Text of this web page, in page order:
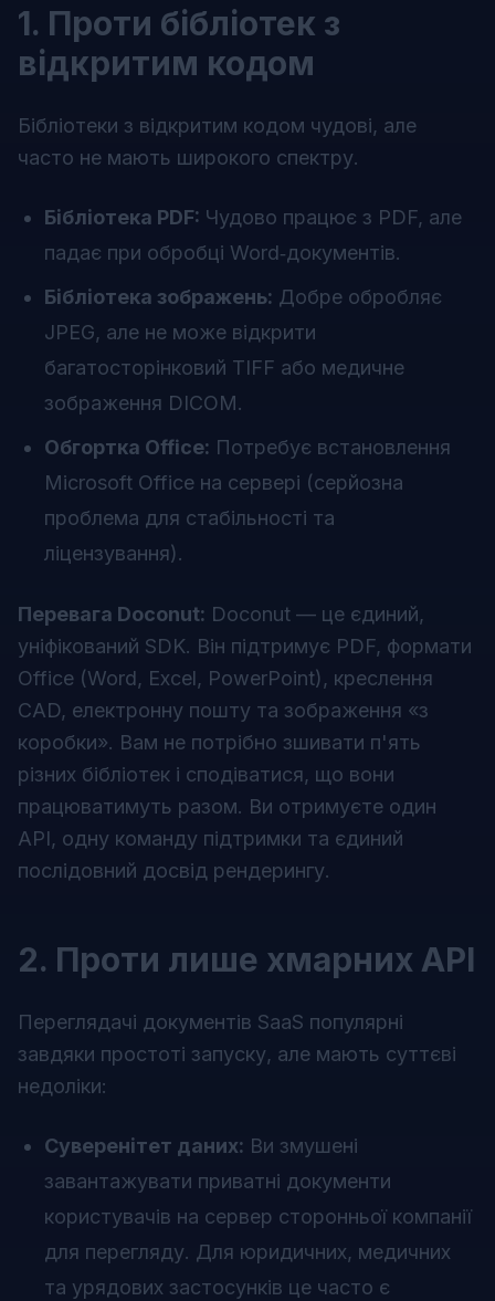
1. Проти бібліотек з
відкритим кодом
Бібліотеки з відкритим кодом чудові, але
часто не мають широкого спектру.
Бібліотека PDF: Чудово працює з PDF, але
падає при обробці Word‑документів.
Бібліотека зображень: Добре обробляє
JPEG, але не може відкрити
багатосторінковий TIFF або медичне
зображення DICOM.
Обгортка Office: Потребує встановлення
Microsoft Office на сервері (серйозна
проблема для стабільності та
ліцензування).
Перевага Doconut: Doconut — це єдиний,
уніфікований SDK. Він підтримує PDF, формати
Office (Word, Excel, PowerPoint), креслення
CAD, електронну пошту та зображення «з
коробки». Вам не потрібно зшивати п'ять
різних бібліотек і сподіватися, що вони
працюватимуть разом. Ви отримуєте один
API, одну команду підтримки та єдиний
послідовний досвід рендерингу.
2. Проти лише хмарних API
Переглядачі документів SaaS популярні
завдяки простоті запуску, але мають суттєві
недоліки:
Суверенітет даних: Ви змушені
завантажувати приватні документи
користувачів на сервер сторонньої компанії
для перегляду. Для юридичних, медичних
та урядових застосунків це часто є